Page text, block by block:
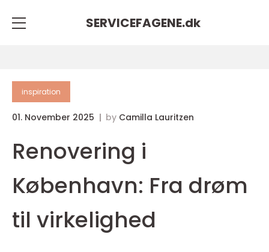
SERVICEFAGENE.dk
inspiration
01. November 2025 by Camilla Lauritzen
Renovering i
København: Fra drøm
til virkelighed